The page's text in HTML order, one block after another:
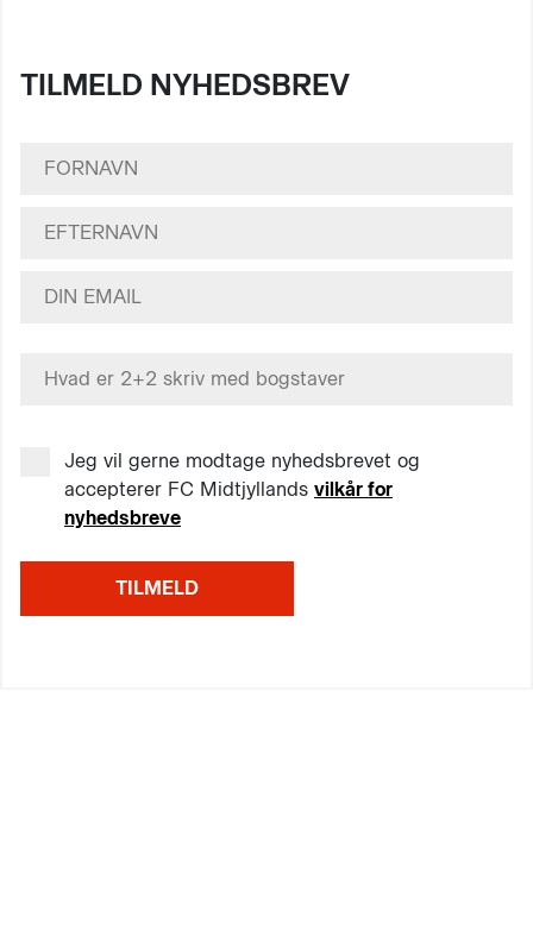
TILMELD NYHEDSBREV
Jeg vil gerne modtage nyhedsbrevet og
accepterer FC Midtjyllands vilkår for
nyhedsbreve